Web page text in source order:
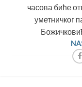
часова биће
уметничког